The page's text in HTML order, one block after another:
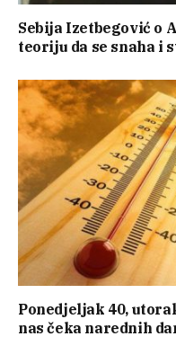
Sebija Izetbegović o
teoriju da se snaha i
Ponedjeljak 40,
nas čeka narednih